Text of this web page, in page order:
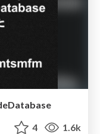
4 1.6k